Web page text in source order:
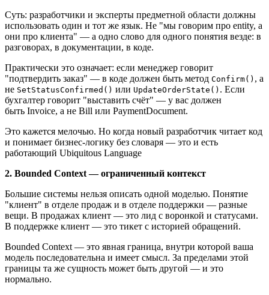
Суть: разработчики и эксперты предметной области должны
использовать один и тот же язык. Не "мы говорим про entity, а
они про клиента" — а одно слово для одного понятия везде: в
разговорах, в документации, в коде.
Практически это означает: если менеджер говорит
"подтвердить заказ" — в коде должен быть метод Confirm() , а
не SetStatusConfirmed() или UpdateOrderState() . Если
бухгалтер говорит "выставить счёт" — у вас должен
быть Invoice, а не Bill или PaymentDocument.
Это кажется мелочью. Но когда новый разработчик читает код
и понимает бизнес-логику без словаря — это и есть
работающий Ubiquitous Language
2. Bounded Context — ограниченный контекст
Большие системы нельзя описать одной моделью. Понятие
"клиент" в отделе продаж и в отделе поддержки — разные
вещи. В продажах клиент — это лид с воронкой и статусами.
В поддержке клиент — это тикет с историей обращений.
Bounded Context — это явная граница, внутри которой ваша
модель последовательна и имеет смысл. За пределами этой
границы та же сущность может быть другой — и это
нормально.